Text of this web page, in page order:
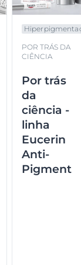
POR TRÁS DA
CIÊNCIA
Por trás
da
ciência -
linha
Eucerin
Anti-
Pigment